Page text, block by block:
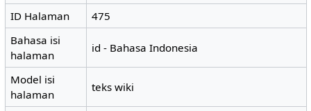
ID Halaman
475
Bahasa isi
halaman
id - Bahasa Indonesia
Model isi
halaman
teks wiki